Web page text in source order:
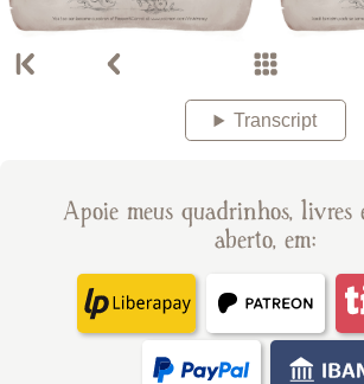
Transcript
Apoie meus quadrinhos, livres
aberto, em: